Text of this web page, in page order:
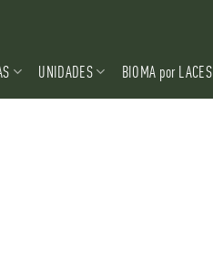
UNIDADES BIOMA por LACES